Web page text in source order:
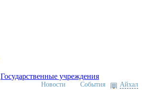
Государственные учреждения
Айхал
События
Новости